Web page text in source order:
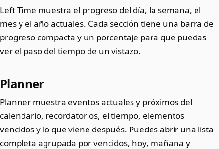
Left Time muestra el progreso del día, la semana, el
mes y el año actuales. Cada sección tiene una barra de
progreso compacta y un porcentaje para que puedas
ver el paso del tiempo de un vistazo.
Planner
Planner muestra eventos actuales y próximos del
calendario, recordatorios, el tiempo, elementos
vencidos y lo que viene después. Puedes abrir una lista
completa agrupada por vencidos, hoy, mañana y